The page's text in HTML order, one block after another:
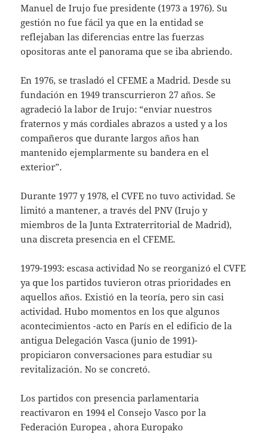
Manuel de Irujo fue presidente (1973 a 1976). Su
gestión no fue fácil ya que en la entidad se
reflejaban las diferencias entre las fuerzas
opositoras ante el panorama que se iba abriendo.
En 1976, se trasladó el CFEME a Madrid. Desde su
fundación en 1949 transcurrieron 27 años. Se
agradeció la labor de Irujo: “enviar nuestros
fraternos y más cordiales abrazos a usted y a los
compañeros que durante largos años han
mantenido ejemplarmente su bandera en el
exterior”.
Durante 1977 y 1978, el CVFE no tuvo actividad. Se
limitó a mantener, a través del PNV (Irujo y
miembros de la Junta Extraterritorial de Madrid),
una discreta presencia en el CFEME.
1979-1993: escasa actividad No se reorganizó el CVFE
ya que los partidos tuvieron otras prioridades en
aquellos años. Existió en la teoría, pero sin casi
actividad. Hubo momentos en los que algunos
acontecimientos -acto en París en el edificio de la
antigua Delegación Vasca (junio de 1991)-
propiciaron conversaciones para estudiar su
revitalización. No se concretó.
Los partidos con presencia parlamentaria
reactivaron en 1994 el Consejo Vasco por la
Federación Europea , ahora Europako